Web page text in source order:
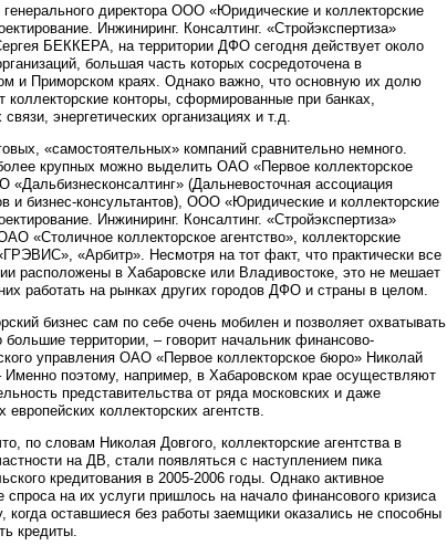
директора ООО «Юридические и коллекторские
Инжиниринг. Консалтинг. «Стройэкспертиза»
БЕККЕРА, на территории ДФО сегодня действует около
большая часть которых сосредоточена в
и Приморском краях. Однако важно, что основную их долю
коллекторские конторы, сформированные при банках,
связи, энергетических организациях и т.д.
«самостоятельных» компаний сравнительно немного.
крупных можно выделить ОАО «Первое коллекторское
(Дальневосточная ассоциация
и бизнес-консультантов), ООО «Юридические и коллекторские
Инжиниринг. Консалтинг. «Стройэкспертиза»
«Столичное коллекторское агентство», коллекторские
«Арбитр». Несмотря на тот факт, что практически все
расположены в Хабаровске или Владивостоке, это не мешает
работать на рынках других городов ДФО и страны в целом.
бизнес сам по себе очень мобилен и позволяет охватывать
большие территории, – говорит начальник финансово-
управления ОАО «Первое коллекторское бюро» Николай
поэтому, например, в Хабаровском крае осуществляют
представительства от ряда московских и даже
европейских коллекторских агентств.
по словам Николая Довгого, коллекторские агентства в
на ДВ, стали появляться с наступлением пика
кредитования в 2005-2006 годы. Однако активное
спроса на их услуги пришлось на начало финансового кризиса
когда оставшиеся без работы заемщики оказались не способны
кредиты.